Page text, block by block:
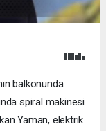
balkonunda
spiral makinesi
Yaman, elektrik